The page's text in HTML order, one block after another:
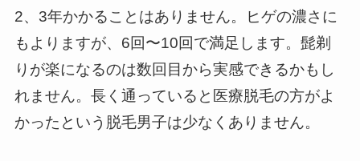
2、3年かかることはありません。ヒゲの濃さに
もよりますが、6回〜10回で満足します。髭剃
りが楽になるのは数回目から実感できるかもし
れません。長く通っていると医療脱毛の方がよ
かったという脱毛男子は少なくありません。